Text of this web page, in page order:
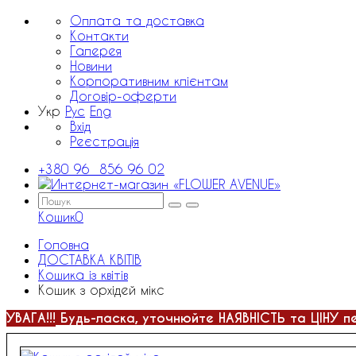
Оплата та доставка
Контакти
Галерея
Новини
Корпоративним клієнтам
Договір-оферти
Укр Рус Eng
Вхід
Реєстрація
+380 96 856 96 02
Кошик0
Головна
ДОСТАВКА КВІТІВ
Кошика із квітів
Кошик з орхідей мікс
УВАГА!!! Будь-ласка, уточнюйте НАЯВНІСТЬ та ЦІНУ